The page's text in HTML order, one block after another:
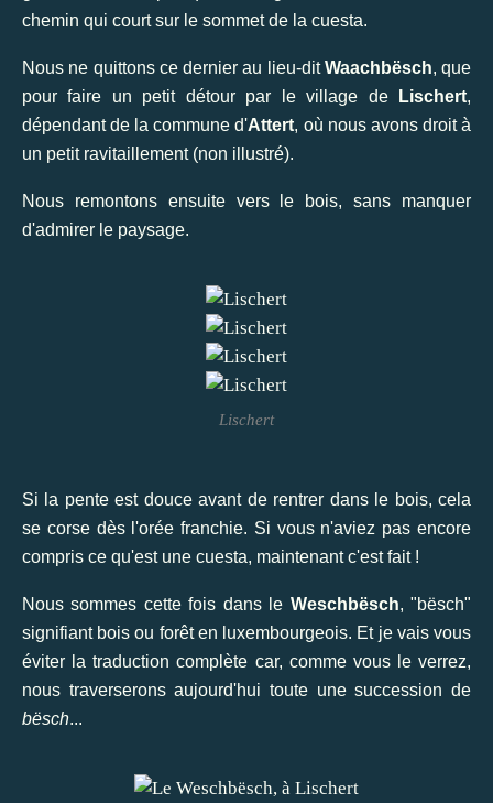
chemin qui court sur le sommet de la cuesta.
Nous ne quittons ce dernier au lieu-ditWaachbësch, que
pour faire un petit détour par le village de
Lischert,
dépendant de la commune d'Attert, où nous avons droit à
un petit ravitaillement (non illustré).
Nous remontons ensuite vers le bois, sans manquer
d'admirer le paysage.
Lischert
Si la pente est douce avant de rentrer dans le bois, cela
se corse dès l'orée franchie. Si vous n'aviez pas encore
compris ce qu'est une cuesta, maintenant c'est fait !
Nous sommes cette fois dans le Weschbësch, "bësch"
signifiant bois ou forêt en luxembourgeois. Et je vais vous
éviter la traduction complète car, comme vous le verrez,
nous traverserons aujourd'hui toute une succession de
bësch...